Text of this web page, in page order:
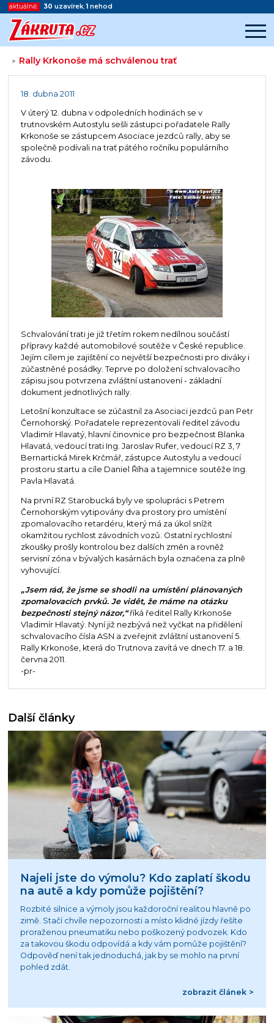
aktuálně: 30 uzavírek,1 nehod
> Rally Krkonoše má schválenou trať
Začátek reklamy
18. dubna 2011
V úterý 12. dubna v odpoledních hodinách se v
trutnovském Autostylu sešli zástupci pořadatele Rally
Krkonoše se zástupcem Asociace jezdců rally, aby se
společně podívali na trať pátého ročníku populárního
závodu.
Schvalování trati je již třetím rokem nedílnou součástí
přípravy každé automobilové soutěže v České republice.
Jejím cílem je zajištění co největší bezpečnosti pro diváky i
zúčastněné posádky. Teprve po doložení schvalovacího
zápisu jsou potvrzena zvláštní ustanovení - základní
dokument jednotlivých rally.
Letošní konzultace se zúčastnil za Asociaci jezdců pan Petr
Černohorský. Pořadatele reprezentovali ředitel závodu
Vladimír Hlavatý, hlavní činovnice pro bezpečnost Blanka
Hlavatá, vedoucí trati Ing. Jaroslav Rufer, vedoucí RZ 3, 7
Bernartická Mirek Krčmář, zástupce Autostylu a vedoucí
prostoru startu a cíle Daniel Říha a tajemnice soutěže Ing.
Pavla Hlavatá.
Na první RZ Starobucká byly ve spolupráci s Petrem
Černohorským vytipovány dva prostory pro umístění
zpomalovacího retardéru, který má za úkol snížit
okamžitou rychlost závodních vozů. Ostatní rychlostní
zkoušky prošly kontrolou bez dalších změn a rovněž
servisní zóna v bývalých kasárnách byla označena za plně
vyhovující.
„Jsem rád, že jsme se shodli na umístění plánovaných
zpomalovacích prvků. Je vidět, že máme na otázku
bezpečnosti stejný názor,“říká ředitel Rally Krkonoše
Vladimír Hlavatý. Nyní již nezbývá než vyčkat na přidělení
schvalovacího čísla ASN a zveřejnit zvláštní ustanovení 5.
Rally Krkonoše, která do Trutnova zavítá ve dnech 17. a 18.
června 2011.
-pr-
Další články
Najeli jste do výmolu? Kdo zaplatí škodu
na autě a kdy pomůže pojištění?
Rozbité silnice a výmoly jsou každoroční realitou hlavně po
zimě. Stačí chvíle nepozornosti a místo klidné jízdy řešíte
proraženou pneumatiku nebo poškozený podvozek. Kdo
za takovou škodu odpovídá a kdy vám pomůže pojištění?
Odpověď není tak jednoduchá, jak by se mohlo na první
pohled zdát.
zobrazit článek >